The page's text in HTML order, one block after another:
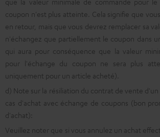
coupon n'est plus atteinte. Cela signifie que
en retour, mais que vous devrez remplacer sa
n'échangez que partiellement le coupon dans
qui aura pour conséquence que la valeur
pour l'échange du coupon ne sera plus
uniquement pour un article acheté).
d) Note sur la résiliation du contrat de vente
cas d'achat avec échange de coupons (bon
d'achat):
Veuillez noter que si vous annulez un achat